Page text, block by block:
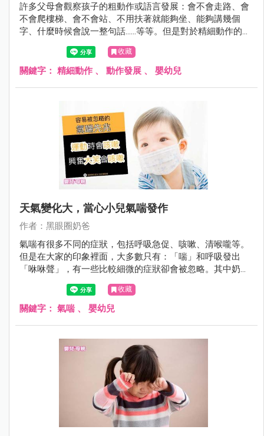
許多父母會觀察孩子的粗動作或語言發展：會不會走路、會
不會爬樓梯、會不會站、不用扶著就能夠坐、能夠講幾個
字、什麼時候會說一整句話……等等。但是對於精細動作的觀
察，較容易忽略。
收藏
關鍵字： 精細動作 、 動作發展 、 嬰幼兒
天氣變化大，當心小兒氣喘發作
作者：黑眼圈奶爸
氣喘有很多不同的症狀，包括呼吸急促、咳嗽、清喉嚨等。
但是在大家的印象裡面，大多數只有：「喘」和呼吸發出
「咻咻聲」，有一些比較細微的症狀卻會被忽略。其中奶爸
Dr.的觀察「運動時候會咳嗽」和「笑得太厲害的時候會咳
嗽」是最容易被父母忽略的。
收藏
關鍵字： 氣喘、 嬰幼兒